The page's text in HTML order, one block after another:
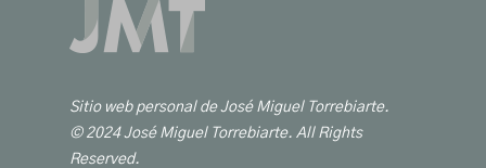
Sitio web personal de José Miguel Torrebiarte.
© 2024 José Miguel Torrebiarte. All Rights
Reserved.